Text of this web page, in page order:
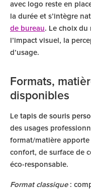
avec logo reste en
la durée et s’intègre
de bureau. Le choix
l’impact visuel, la
d’usage.
Formats,
disponibles
Le tapis de souris
des usages
format/matière apporte
confort, de surface de
éco-responsable.
Format classique: